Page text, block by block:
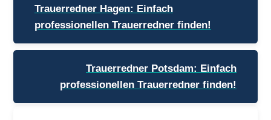
Trauerredner Hagen: Einfach
professionellen Trauerredner finden!
Trauerredner Potsdam: Einfach
professionellen Trauerredner finden!